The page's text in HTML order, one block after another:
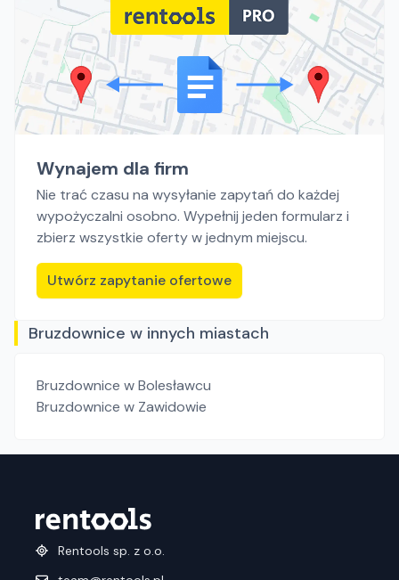
Wynajem dla firm
Nie trać czasu na wysyłanie zapytań do każdej
wypożyczalni osobno. Wypełnij jeden formularz i
zbierz wszystkie oferty w jednym miejscu.
Utwórz zapytanie ofertowe
Bruzdownice w innych miastach
Bruzdownice w Bolesławcu
Bruzdownice w Zawidowie
Rentools sp. z o.o.